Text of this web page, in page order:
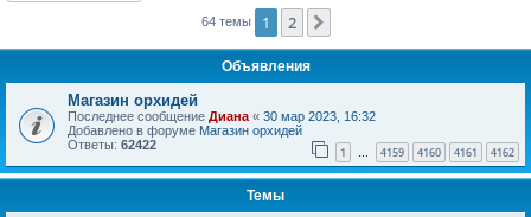
64 темы 1 2
Объявления
Магазин орхидей
Последнее сообщение Диана « 30 мар 2023, 16:32
Добавлено в форуме Магазин орхидей
Ответы: 62422 1 … 4159 4160 4161 4162
Темы